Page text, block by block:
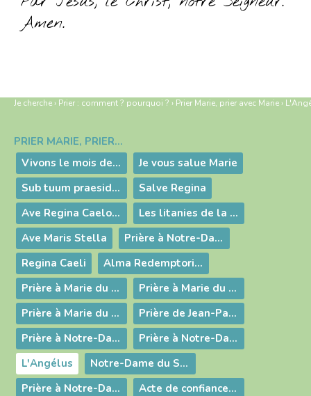
Amen.
Je cherche › Prier : comment ? pourquoi ? › Prier Marie, prier avec Marie ›
Navigation
PRIER MARIE, PRIER AVEC MARIE
Vivons le mois de mai avec Marie !
Je vous salue Marie
Sub tuum praesidium
Salve Regina
Ave Regina Caelorum
Les litanies de la Vierge
Ave Maris Stella
Prière à Notre-Dame de Pitié
Regina Caeli
Alma Redemptoris Mater
Prière à Marie du Pape François (1)
Prière à Marie du Pape François (2)
Prière à Marie du Pape François (3)
Prière de Jean-Paul II à Marie
Prière à Notre-Dame de Préau
Prière à Notre-Dame du Sacerdoce
L'Angélus
Notre-Dame du Sacré-Cœur
Prière à Notre-Dame de Bourg
Acte de confiance à Notre-Dame d'Ars